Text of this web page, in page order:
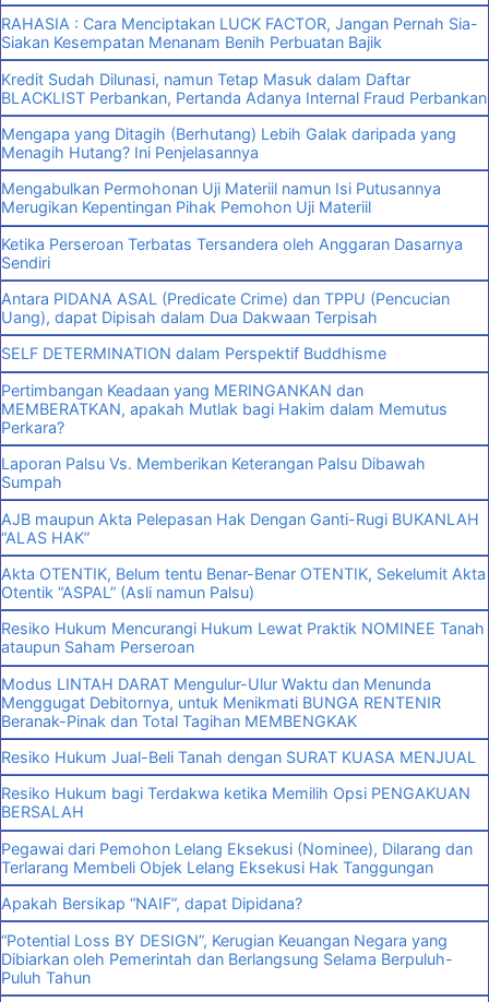
RAHASIA : Cara Menciptakan LUCK FACTOR, Jangan Pernah Sia-
Siakan Kesempatan Menanam Benih Perbuatan Bajik
Kredit Sudah Dilunasi, namun Tetap Masuk dalam Daftar
BLACKLIST Perbankan, Pertanda Adanya Internal Fraud Perbankan
Mengapa yang Ditagih (Berhutang) Lebih Galak daripada yang
Menagih Hutang? Ini Penjelasannya
Mengabulkan Permohonan Uji Materiil namun Isi Putusannya
Merugikan Kepentingan Pihak Pemohon Uji Materiil
Ketika Perseroan Terbatas Tersandera oleh Anggaran Dasarnya
Sendiri
Antara PIDANA ASAL (Predicate Crime) dan TPPU (Pencucian
Uang), dapat Dipisah dalam Dua Dakwaan Terpisah
SELF DETERMINATION dalam Perspektif Buddhisme
Pertimbangan Keadaan yang MERINGANKAN dan
MEMBERATKAN, apakah Mutlak bagi Hakim dalam Memutus
Perkara?
Laporan Palsu Vs. Memberikan Keterangan Palsu Dibawah
Sumpah
AJB maupun Akta Pelepasan Hak Dengan Ganti-Rugi BUKANLAH
“ALAS HAK”
Akta OTENTIK, Belum tentu Benar-Benar OTENTIK, Sekelumit Akta
Otentik “ASPAL” (Asli namun Palsu)
Resiko Hukum Mencurangi Hukum Lewat Praktik NOMINEE Tanah
ataupun Saham Perseroan
Modus LINTAH DARAT Mengulur-Ulur Waktu dan Menunda
Menggugat Debitornya, untuk Menikmati BUNGA RENTENIR
Beranak-Pinak dan Total Tagihan MEMBENGKAK
Resiko Hukum Jual-Beli Tanah dengan SURAT KUASA MENJUAL
Resiko Hukum bagi Terdakwa ketika Memilih Opsi PENGAKUAN
BERSALAH
Pegawai dari Pemohon Lelang Eksekusi (Nominee), Dilarang dan
Terlarang Membeli Objek Lelang Eksekusi Hak Tanggungan
Apakah Bersikap “NAIF”, dapat Dipidana?
“Potential Loss BY DESIGN”, Kerugian Keuangan Negara yang
Dibiarkan oleh Pemerintah dan Berlangsung Selama Berpuluh-
Puluh Tahun